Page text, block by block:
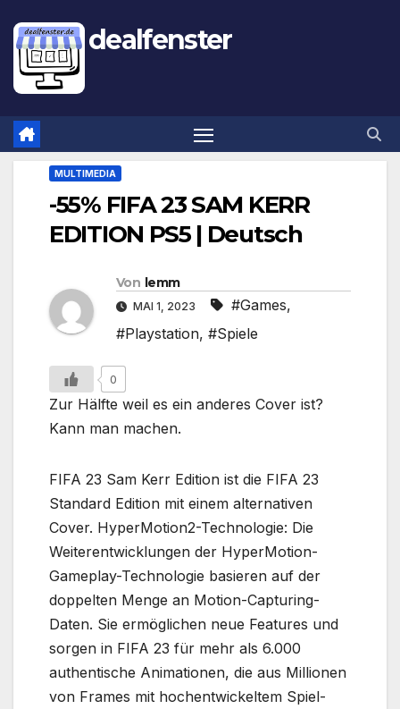
dealfenster
MULTIMEDIA
-55% FIFA 23 SAM KERR
EDITION PS5 | Deutsch
Von lemm
MAI 1, 2023 #Games,
#Playstation, #Spiele
0
Zur Hälfte weil es ein anderes Cover ist?
Kann man machen.
FIFA 23 Sam Kerr Edition ist die FIFA 23
Standard Edition mit einem alternativen
Cover. HyperMotion2-Technologie: Die
Weiterentwicklungen der HyperMotion-
Gameplay-Technologie basieren auf der
doppelten Menge an Motion-Capturing-
Daten. Sie ermöglichen neue Features und
sorgen in FIFA 23 für mehr als 6.000
authentische Animationen, die aus Millionen
von Frames mit hochentwickeltem Spiel-